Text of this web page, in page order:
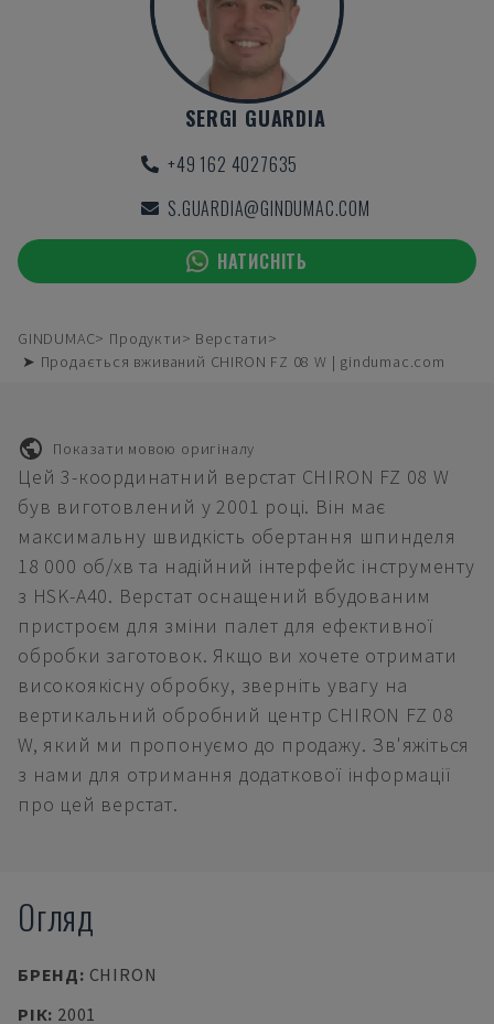
SERGI GUARDIA
+49 162 4027635
S.GUARDIA@GINDUMAC.COM
НАТИСНІТЬ
GINDUMAC Продукти
Верстати
➤ Продається вживаний CHIRON FZ 08 W | gindumac.com
Показати мовою оригіналу
Цей 3-координатний верстат CHIRON FZ 08 W
був виготовлений у 2001 році. Він має
максимальну швидкість обертання шпинделя
18 000 об/хв та надійний інтерфейс інструменту
з HSK-A40. Верстат оснащений вбудованим
пристроєм для зміни палет для ефективної
обробки заготовок. Якщо ви хочете отримати
високоякісну обробку, зверніть увагу на
вертикальний обробний центр CHIRON FZ 08
W, який ми пропонуємо до продажу. Зв'яжіться
з нами для отримання додаткової інформації
про цей верстат.
Огляд
БРЕНД: CHIRON
РІК: 2001